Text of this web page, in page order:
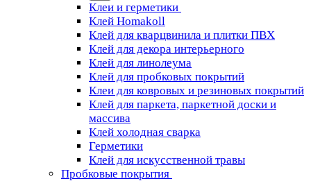
Клеи и герметики
Клей Homakoll
Клей для кварцвинила и плитки ПВХ
Клей для декора интерьерного
Клей для линолеума
Клей для пробковых покрытий
Клеи для ковровых и резиновых покрытий
Клей для паркета, паркетной доски и
массива
Клей холодная сварка
Герметики
Клей для искусственной травы
Пробковые покрытия